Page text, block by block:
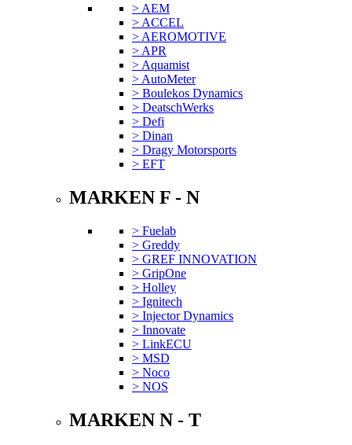
> AEM
> ACCEL
> AEROMOTIVE
> APR
> Aquamist
> AutoMeter
> Boulekos Dynamics
> DeatschWerks
> Defi
> Dinan
> Dragy Motorsports
> EFT
MARKEN F - N
> Fuelab
> Greddy
> GREF INNOVATION
> GripOne
> Holley
> Ignitech
> Injector Dynamics
> Innovate
> LinkECU
> MSD
> Noco
> NOS
MARKEN N - T